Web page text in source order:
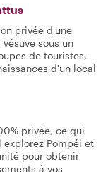
privée d'une
sous un
de touristes,
d'un local
privée, ce qui
Pompéi et
pour obtenir
à vos